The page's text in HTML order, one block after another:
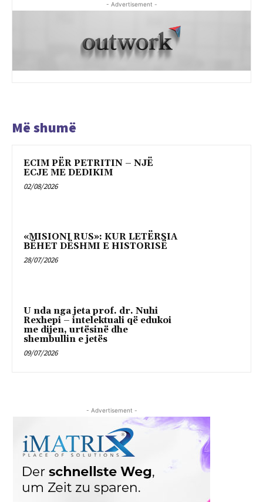
- Advertisement -
Më shumë
ECIM PËR PETRITIN – NJË
ECJE ME DEDIKIM
02/08/2026
«MISIONI RUS»: KUR LETËRSIA
BËHET DËSHMI E HISTORISË
28/07/2026
U nda nga jeta prof. dr. Nuhi
Rexhepi – intelektuali që edukoi
me dijen, urtësinë dhe
shembullin e jetës
09/07/2026
- Advertisement -